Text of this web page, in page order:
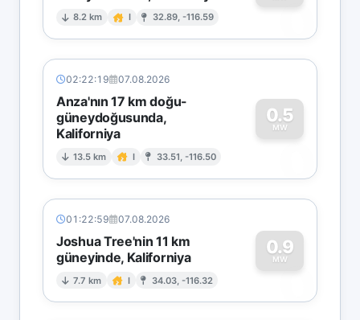
8.2 km I 32.89, -116.59 0
02:22:19 07.08.2026
Anza'nın 17 km doğu-
güneydoğusunda,
Kaliforniya
13.5 km I 33.51, -116.50
0.5
MW
0
01:22:59 07.08.2026
Joshua Tree'nin 11 km
güneyinde, Kaliforniya
7.7 km I 34.03, -116.32
0.9
MW
0